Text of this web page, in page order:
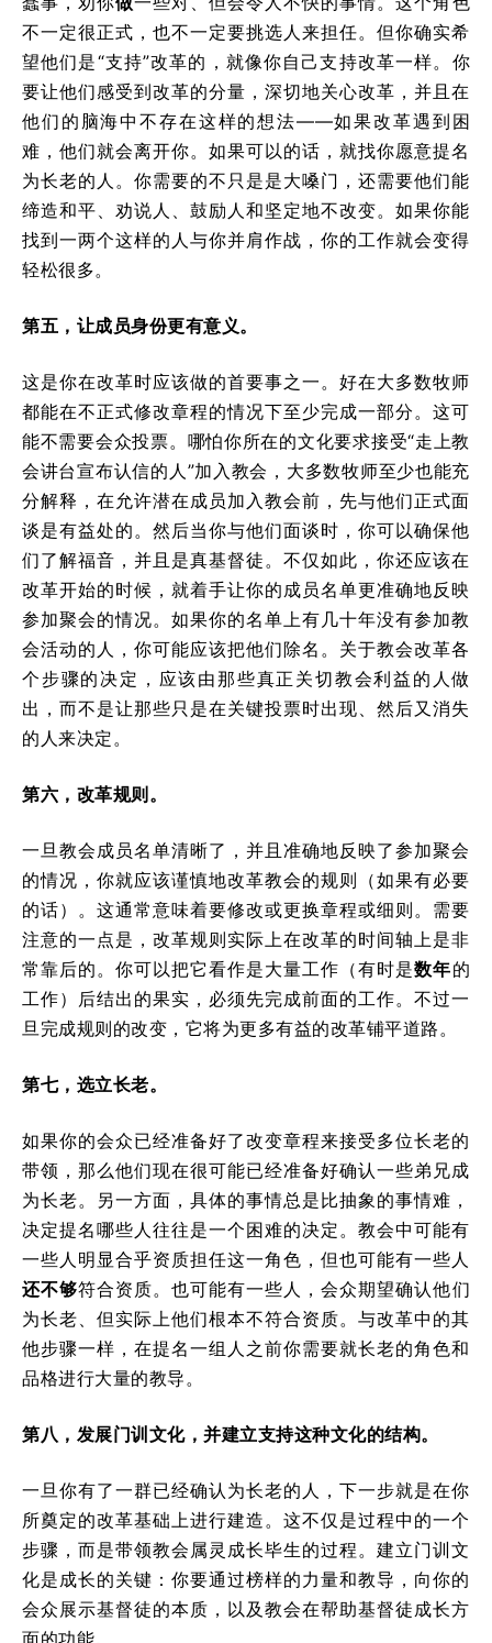
不一定很正式，也不一定要挑选人来担任。但你确实希
望他们是“支持”改革的，就像你自己支持改革一样。你
要让他们感受到改革的分量，深切地关心改革，并且在
他们的脑海中不存在这样的想法——如果改革遇到困
难，他们就会离开你。如果可以的话，就找你愿意提名
为长老的人。你需要的不只是是大嗓门，还需要他们能
缔造和平、劝说人、鼓励人和坚定地不改变。如果你能
找到一两个这样的人与你并肩作战，你的工作就会变得
轻松很多。
第五，让成员身份更有意义。
这是你在改革时应该做的首要事之一。好在大多数牧师
都能在不正式修改章程的情况下至少完成一部分。这可
能不需要会众投票。哪怕你所在的文化要求接受“走上教
会讲台宣布认信的人”加入教会，大多数牧师至少也能充
分解释，在允许潜在成员加入教会前，先与他们正式面
谈是有益处的。然后当你与他们面谈时，你可以确保他
们了解福音，并且是真基督徒。不仅如此，你还应该在
改革开始的时候，就着手让你的成员名单更准确地反映
参加聚会的情况。如果你的名单上有几十年没有参加教
会活动的人，你可能应该把他们除名。关于教会改革各
个步骤的决定，应该由那些真正关切教会利益的人做
出，而不是让那些只是在关键投票时出现、然后又消失
的人来决定。
第六，改革规则。
一旦教会成员名单清晰了，并且准确地反映了参加聚会
的情况，你就应该谨慎地改革教会的规则（如果有必要
的话）。这通常意味着要修改或更换章程或细则。需要
注意的一点是，改革规则实际上在改革的时间轴上是非
常靠后的。你可以把它看作是大量工作（有时是数年的
工作）后结出的果实，必须先完成前面的工作。不过一
旦完成规则的改变，它将为更多有益的改革铺平道路。
第七，选立长老。
如果你的会众已经准备好了改变章程来接受多位长老的
带领，那么他们现在很可能已经准备好确认一些弟兄成
为长老。另一方面，具体的事情总是比抽象的事情难，
决定提名哪些人往往是一个困难的决定。教会中可能有
一些人明显合乎资质担任这一角色，但也可能有一些人
还不够符合资质。也可能有一些人，会众期望确认他们
为长老、但实际上他们根本不符合资质。与改革中的其
他步骤一样，在提名一组人之前你需要就长老的角色和
品格进行大量的教导。
第八，发展门训文化，并建立支持这种文化的结构。
一旦你有了一群已经确认为长老的人，下一步就是在你
所奠定的改革基础上进行建造。这不仅是过程中的一个
步骤，而是带领教会属灵成长毕生的过程。建立门训文
化是成长的关键：你要通过榜样的力量和教导，向你的
会众展示基督徒的本质，以及教会在帮助基督徒成长方
面的功能。